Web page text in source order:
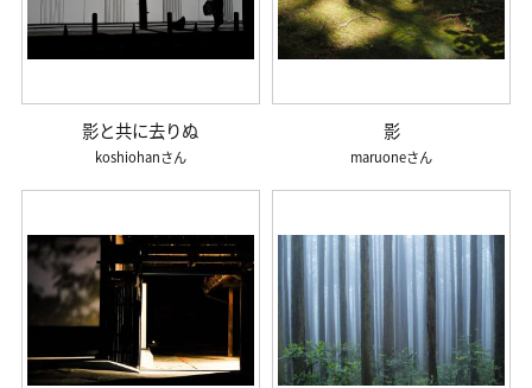
影と共に去りぬ
koshiohan
影
maruone